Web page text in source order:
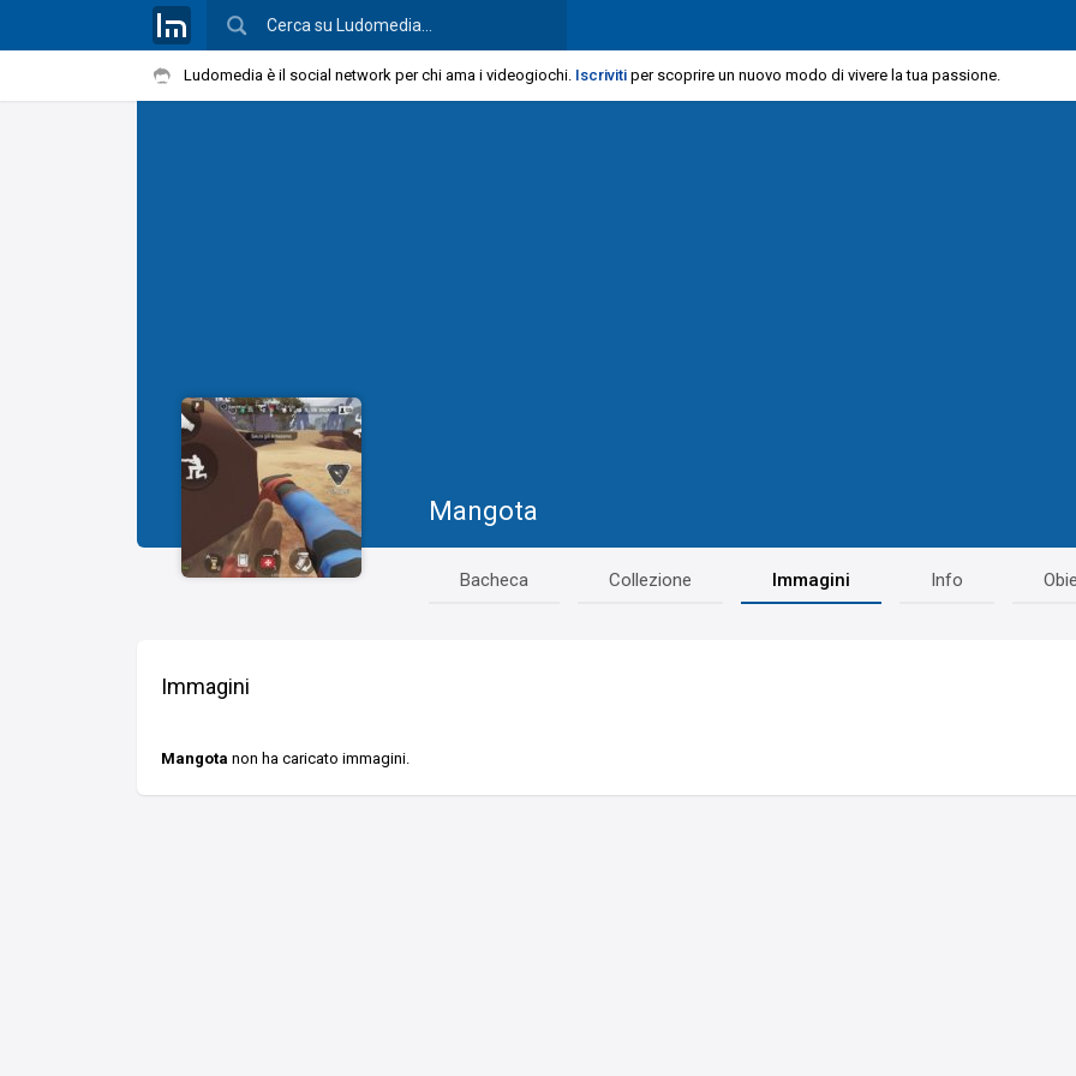
Ludomedia è il social network per chi ama i videogiochi. Iscriviti per scoprire un nuovo modo di vivere la tua passione.
Mangota
Bacheca Collezione Immagini Info
Immagini
Mangota non ha caricato immagini.